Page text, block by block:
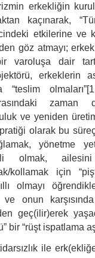
erkekliğin
kaçınarak,
etkilerine ve
göz atmayı;
varoluşa dair
erkeklerin
“teslim
zaman
ve yeniden
olarak bu
yönetme
olmak,
kollamak için
olmayı
ve onun
geç(ilir)erek
bir “rüşt ispatlama
ile